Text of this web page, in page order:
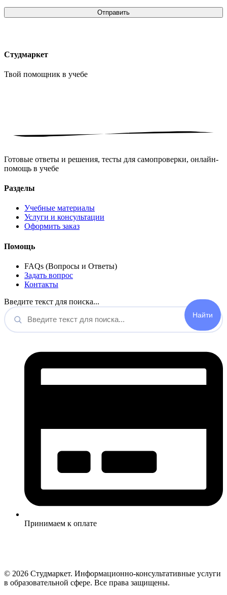
Студмаркет
Твой помощник в учебе
Готовые ответы и решения, тесты для самопроверки, онлайн-
помощь в учебе
Разделы
Учебные материалы
Услуги и консультации
Оформить заказ
Помощь
FAQs (Вопросы и Ответы)
Задать вопрос
Контакты
Введите текст для поиска...
Принимаем к оплате
© 2026 Студмаркет. Информационно-консультативные услуги
в образовательной сфере. Все права защищены.